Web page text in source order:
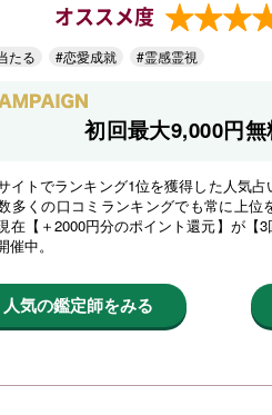
オススメ度
たる #恋愛成就 #霊感霊視
初回最大9,000円無
イトでランキング1位を獲得した人気
多くの口コミランキングでも常に上
在【＋2000円分のポイント還元】が【
催中。
人気の鑑定師をみる